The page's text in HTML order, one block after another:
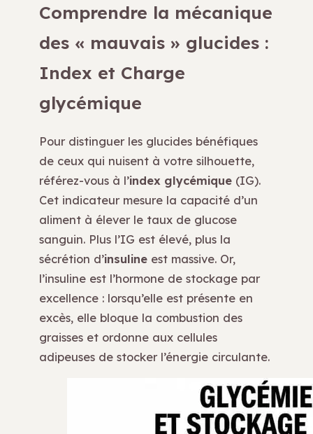
Comprendre la mécanique
des « mauvais » glucides :
Index et Charge
glycémique
Pour distinguer les glucides bénéfiques
de ceux qui nuisent à votre silhouette,
référez-vous à l’index glycémique (IG).
Cet indicateur mesure la capacité d’un
aliment à élever le taux de glucose
sanguin. Plus l’IG est élevé, plus la
sécrétion d’insuline est massive. Or,
l’insuline est l’hormone de stockage par
excellence : lorsqu’elle est présente en
excès, elle bloque la combustion des
graisses et ordonne aux cellules
adipeuses de stocker l’énergie circulante.